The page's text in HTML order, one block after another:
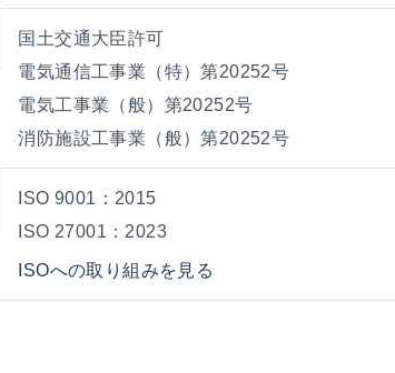
国土交通大臣許可
電気通信工事業（特）第20252号
電気工事業（般）第20252号
消防施設工事業（般）第20252号
ISO 9001：2015
ISO 27001：2023
ISOへの取り組みを見る